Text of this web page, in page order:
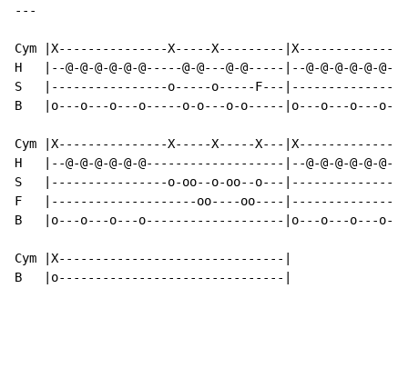
---
Cym |X---------------X-----X---------
H   |--@-@-@-@-@-@-----@-@---@-@-----|--@-@-@-@-@-
S   |----------------o-----o-----F---|----------------
B   |o---o---o---o-----o-o---o-o-----|o---o---o---
Cym |X---------------X-----X-----X---
H   |--@-@-@-@-@-@-------------------|--@-@-@-@-
S   |----------------o-oo--o-oo--o---
F   |--------------------oo----oo----
B   |o---o---o---o-------------------|o---o---o---
Cym |X-------------------------------|
B   |o-------------------------------|